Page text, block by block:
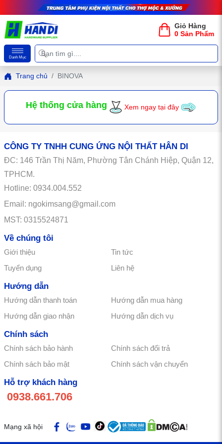
Giỏ Hàng
0 Sản Phẩm
Danh Mục
Trang chủ BINOVA
Hệ thống cửa hàng Xem ngay tại đây
CÔNG TY TNHH CUNG ỨNG NỘI THẤT HÂN DI
ĐC: 146 Trần Thị Năm, Phường Tân Chánh Hiệp, Quận 12,
TPHCM.
Hotline: 0934.004.552
Email: ngokimsang@gmail.com
MST: 0315524871
Về chúng tôi
Giới thiệu
Tin tức
Tuyển dụng
Liên hệ
Hướng dẫn
Hướng dẫn thanh toán
Hướng dẫn mua hàng
Hướng dẫn giao nhận
Hướng dẫn dịch vụ
Chính sách
Chính sách bảo hành
Chính sách đổi trả
Chính sách bảo mật
Chính sách vận chuyển
Hỗ trợ khách hàng
0938.661.706
Mạng xã hội